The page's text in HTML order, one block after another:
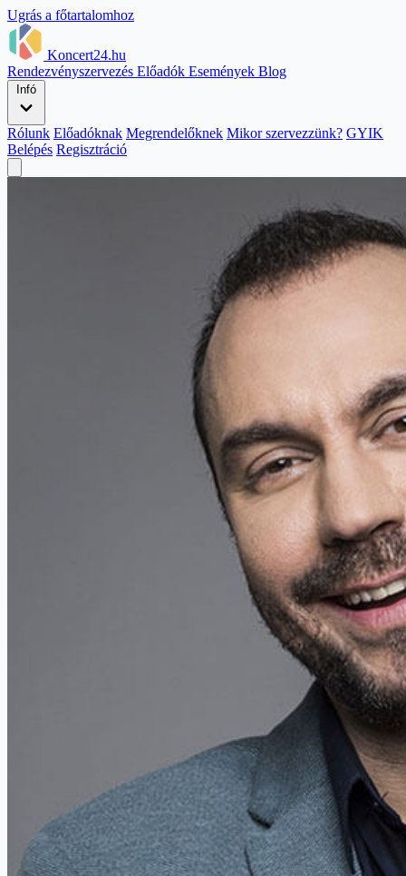
Ugrás a főtartalomhoz
Koncert24.hu
Rendezvényszervezés Előadók Események Blog
Infó
Rólunk Előadóknak Megrendelőknek Mikor szervezzünk? GYIK
Belépés Regisztráció